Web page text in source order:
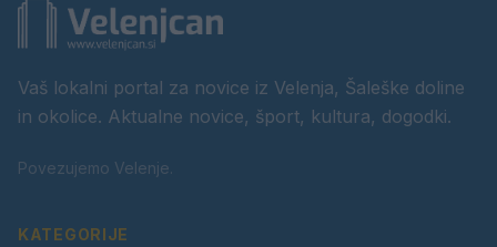
Vaš lokalni portal za novice iz Velenja, Šaleške doline
in okolice. Aktualne novice, šport, kultura, dogodki.
Povezujemo Velenje.
KATEGORIJE